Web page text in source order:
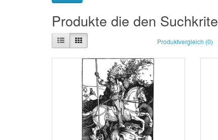
Produkte die den
Produktvergleich (0)